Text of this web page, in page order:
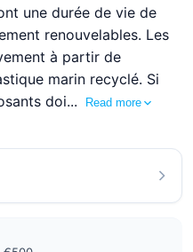
une durée de vie de
renouvelables. Les
à partir de
marin recyclé. Si
doi...
Read more